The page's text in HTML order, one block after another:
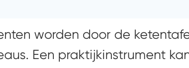
worden door de
Een praktijkinstrument